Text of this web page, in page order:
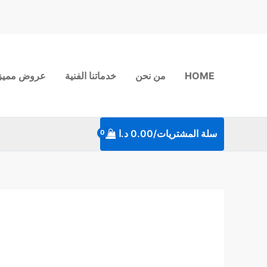
HOME من نحن خدماتنا الفنية عروض
سلة المشتريات/0.00 د.ا